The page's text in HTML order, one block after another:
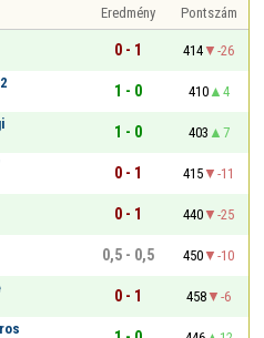
Eredmény
Pontszám
0 - 1 414
-26
1 - 0 410
4
1 - 0 403
7
0 - 1 415
-11
0 - 1 440
-25
0,5 - 0,5 450
-10
0 - 1 458
-6